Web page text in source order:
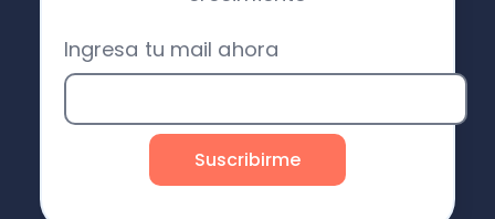
Ingresa tu mail ahora